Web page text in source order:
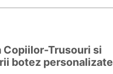
Copiilor-Trusouri si
botez personalizate